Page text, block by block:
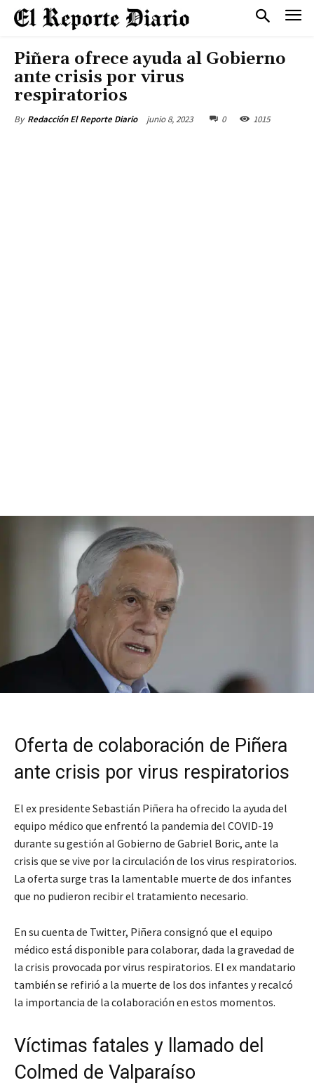
Piñera ofrece ayuda al Gobierno
ante crisis por virus
respiratorios
By Redacción El Reporte Diario junio 8, 2023 0 1015
Oferta de colaboración de Piñera
ante crisis por virus respiratorios
El ex presidente Sebastián Piñera ha ofrecido la ayuda del
equipo médico que enfrentó la pandemia del COVID-19
durante su gestión al Gobierno de Gabriel Boric, ante la
crisis que se vive por la circulación de los virus respiratorios.
La oferta surge tras la lamentable muerte de dos infantes
que no pudieron recibir el tratamiento necesario.
En su cuenta de Twitter, Piñera consignó que el equipo
médico está disponible para colaborar, dada la gravedad de
la crisis provocada por virus respiratorios. El ex mandatario
también se refirió a la muerte de los dos infantes y recalcó
la importancia de la colaboración en estos momentos.
Víctimas fatales y llamado del
Colmed de Valparaíso